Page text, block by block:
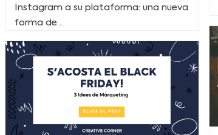
Instagram a su plataforma: una nueva
forma de…